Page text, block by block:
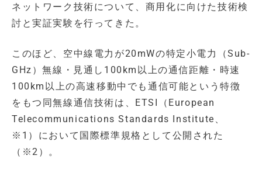
ネットワーク技術について、商用化に向けた技術検
討と実証実験を行ってきた。
このほど、空中線電力が20mWの特定小電力（Sub-
GHz）無線・見通し100km以上の通信距離・時速
100km以上の高速移動中でも通信可能という特徴
をもつ同無線通信技術は、ETSI（European
Telecommunications Standards Institute、
※1）において国際標準規格として公開された
（※2）。